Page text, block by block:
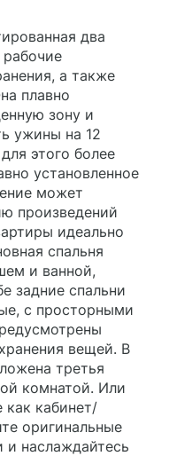
два
рабочие
а также
плавно
зону и
ужины на 12
этого более
установленное
может
произведений
идеально
спальня
и ванной,
задние спальни
с просторными
вещей. В
третья
комнатой. Или
как кабинет/
оригинальные
и наслаждайтесь